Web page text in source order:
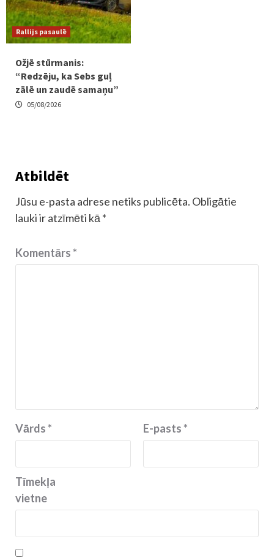
Rallijs pasaulē
Ožjē stūrmanis:
“Redzēju, ka Sebs guļ
zālē un zaudē samaņu”
05/08/2026
Atbildēt
Jūsu e-pasta adrese netiks publicēta. Obligātie
lauki ir atzīmēti kā *
Komentārs*
Vārds* E-pasts*
Tīmekļa
vietne